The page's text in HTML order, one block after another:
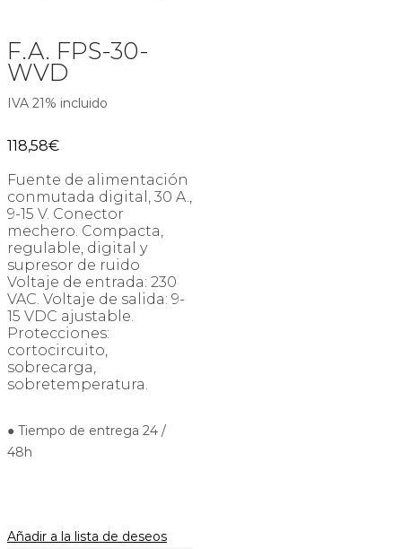
F.A. FPS-30-
WVD
IVA 21% incluido
118,58€
Fuente de alimentación
conmutada digital, 30 A.,
9-15 V. Conector
mechero. Compacta,
regulable, digital y
supresor de ruido
Voltaje de entrada: 230
VAC. Voltaje de salida: 9-
15 VDC ajustable.
Protecciones:
cortocircuito,
sobrecarga,
sobretemperatura.
● Tiempo de entrega 24 /
48h
Añadir a la lista de deseos